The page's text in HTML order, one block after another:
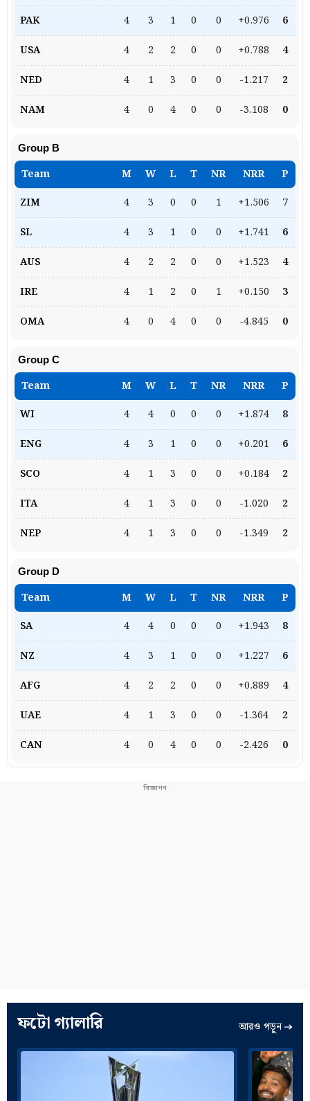
4
3 1 0 0 +0.976
6
4
2 2 0 0 +0.788
4
4
1 3 0 0 -1.217
2
4
0 4 0 0 -3.108 0
Group B
4 3 0 0 1 +1.506
7
4
3 1 0 0 +1.741
6
4
2 2 0 0 +1.523
4
4
1 2 0 1 +0.150
3
4
0 4 0 0 -4.845 0
Group C
4 4 0 0 0 +1.874
8
4
3 1 0 0 +0.201
6
4
1 3 0 0 +0.184
2
4
1 3 0 0 -1.020
2
4
1 3 0 0 -1.349 2
Group D
4 4 0 0 0 +1.943
8
4
3 1 0 0 +1.227
6
4
2 2 0 0 +0.889
4
4
1 3 0 0 -1.364
2
4
0 4 0 0 -2.426 0
ফটো গ্যালারি আরও পড়ুন